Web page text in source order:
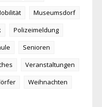
Museumsdorf
Polizeimeldung
Senioren
Veranstaltungen
Weihnachten